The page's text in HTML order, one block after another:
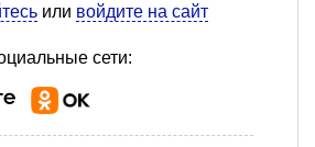
или войдите на сайт
сети: